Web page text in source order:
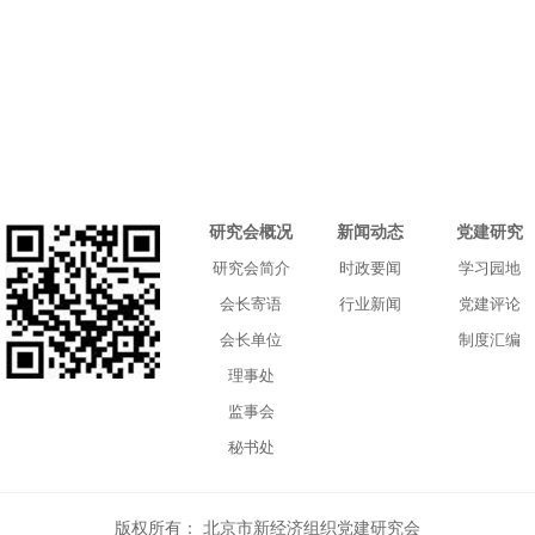
版权所有： 北京市新经济组织党建研究会
研究会概况 新闻动态 党建研究
研究会简介
会长寄语
会长单位
理事处
监事会
秘书处
时政要闻
行业新闻
党建评论
制度汇编
学习园地